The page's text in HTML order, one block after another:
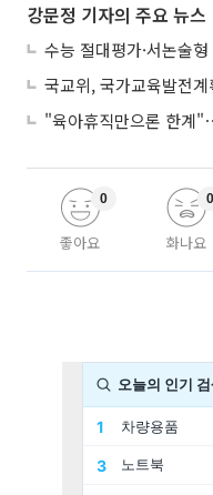
강문정 기자의 주요 뉴스
좋아요
0
화나요
0